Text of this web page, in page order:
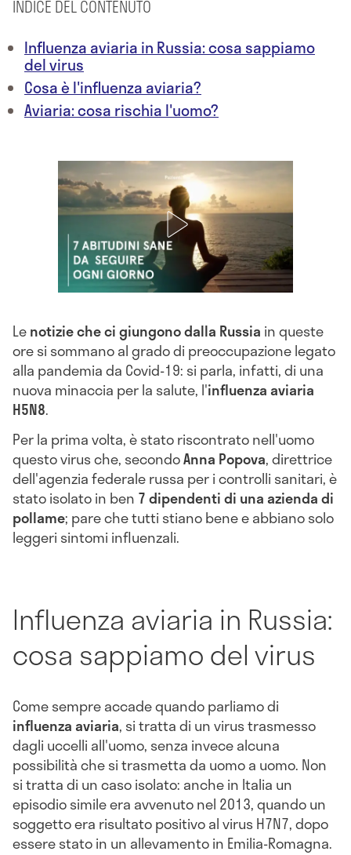
INDICE DEL CONTENUTO
Influenza aviaria in Russia: cosa sappiamo
del virus
Cosa è l'influenza aviaria?
Aviaria: cosa rischia l'uomo?
Lenotizie che ci giungono dalla Russia in queste
ore si sommano al grado di preoccupazione legato
alla pandemia da Covid-19: si parla, infatti, di una
nuova minaccia per la salute, l'influenza aviaria
H5N8.
Per la prima volta, è stato riscontrato nell'uomo
questo virus che, secondoAnna Popova, direttrice
dell'agenzia federale russa per i controlli sanitari, è
stato isolato in ben 7 dipendenti di una azienda di
pollame; pare che tutti stiano bene e abbiano solo
leggeri sintomi influenzali.
Influenza aviaria in Russia:
cosa sappiamo del virus
Come sempre accade quando parliamo di
influenza aviaria, si tratta di un virus trasmesso
dagli uccelli all'uomo, senza invece alcuna
possibilità che si trasmetta da uomo a uomo. Non
si tratta di un caso isolato: anche in Italia un
episodio simile era avvenuto nel 2013, quando un
soggetto era risultato positivo al virusH7N7, dopo
essere stato in un allevamento in Emilia-Romagna.